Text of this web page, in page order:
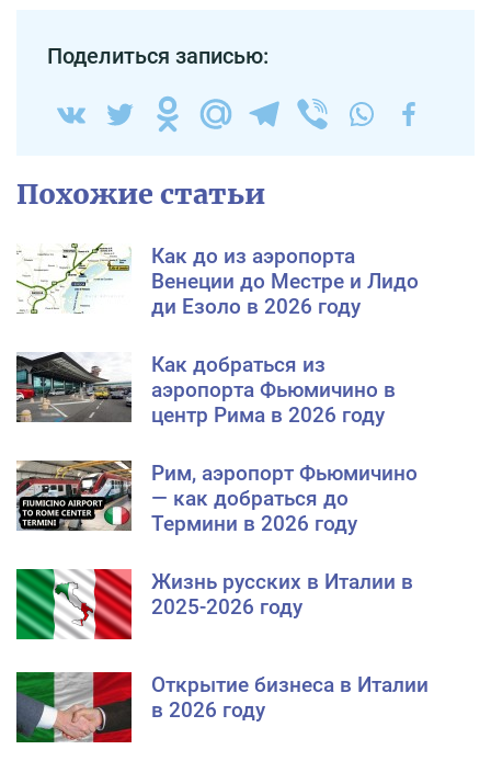
Поделиться записью:
Похожие статьи
Как до из аэропорта
Венеции до Местре и Лидо
ди Езоло в 2026 году
Как добраться из
аэропорта Фьюмичино в
центр Рима в 2026 году
Рим, аэропорт Фьюмичино
— как добраться до
Термини в 2026 году
Жизнь русских в Италии в
2025-2026 году
Открытие бизнеса в Италии
в 2026 году